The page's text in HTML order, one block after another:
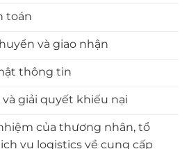
toán
và giao nhận
thông tin
giải quyết khiếu nại
của thương nhân, tổ
vụ logistics về cung cấp